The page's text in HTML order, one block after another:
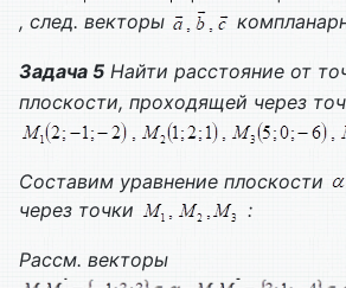
, след. векторы
Задача 5 Найти расстояние от
плоскости, проходящей через
Составим уравнение плоскости
через точки
:
Рассм. векторы